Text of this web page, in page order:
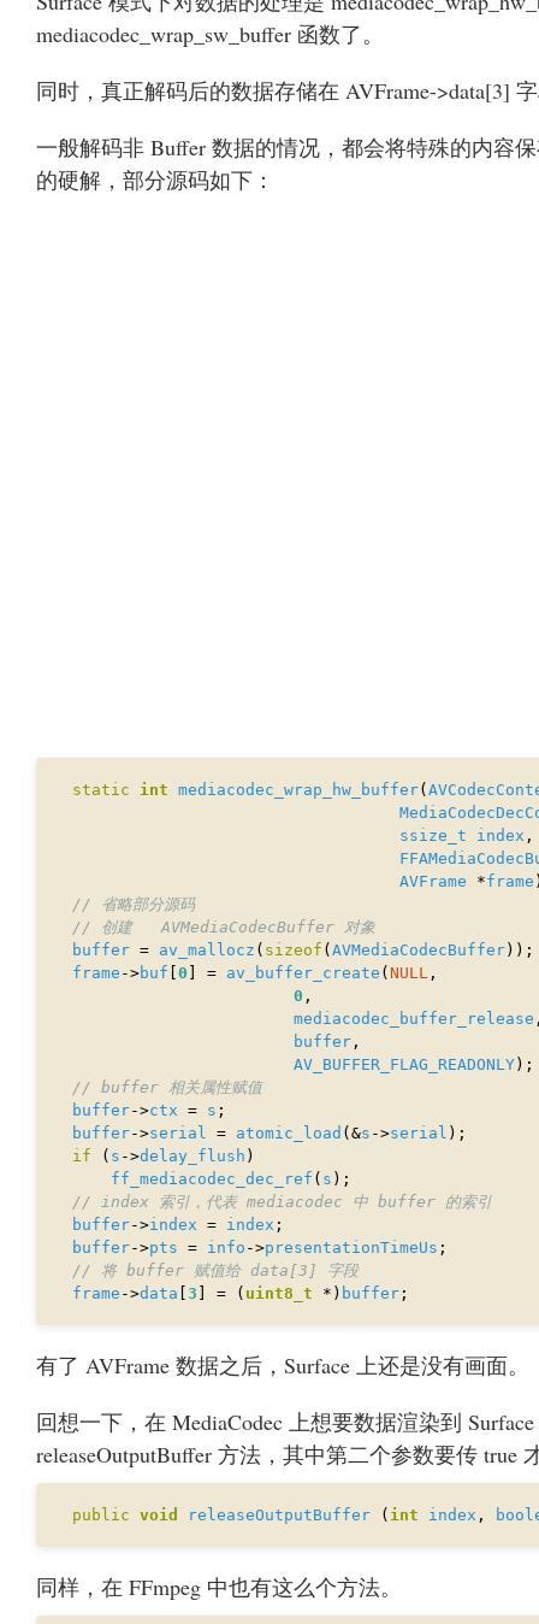
mediacodec_wrap_sw_buffer 函数了。
同时，真正解码后的数据存储在 AVFrame->data[3]
一般解码非 Buffer 数据的情况，都会将特殊的内容
的硬解，部分源码如下：
static int mediacodec_wrap_hw_buffer(
ssize_t
index
AVFrame *frame
buffer = av_mallocz ( sizeof ( AVMediaCodecBuffer
frame ->buf 0 ] = av_buffer_create ( NULL
0
mediacodec_buffer_release
buffer
AV_BUFFER_FLAG_READONLY
buffer->ctx = s
buffer->serial = atomic_load (&s ->serial
if ( s ->delay_flush
ff_mediacodec_dec_ref ( s
buffer->index = index
buffer->pts = info ->presentationTimeUs
frame ->data 3 ] = ( uint8_t *) buffer
有了 AVFrame 数据之后，Surface 上还是没有画面。
回想一下，在 MediaCodec 上想要数据渲染到
releaseOutputBuffer 方法，其中第二个参数要传 true
public void releaseOutputBuffer ( int index ,
同样，在 FFmpeg 中也有这么个方法。